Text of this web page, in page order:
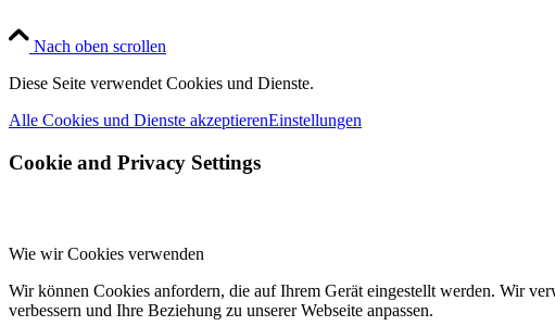
Nach oben scrollen
Diese Seite verwendet Cookies und Dienste.
Alle Cookies und Dienste akzeptierenEinstellungen
Cookie and Privacy Settings
Wie wir Cookies verwenden
Wir können Cookies anfordern, die auf Ihrem Gerät eingestellt werden. Wir
verbessern und Ihre Beziehung zu unserer Webseite anpassen.